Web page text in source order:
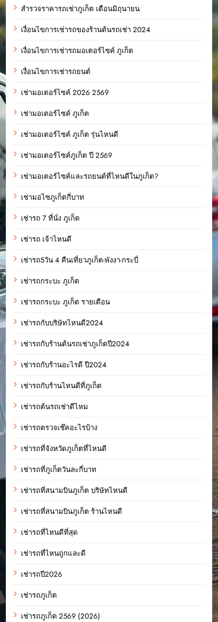
สำรวจราคารถเช่าภูเก็ต เดือนมิถุนายน
เงื่อนไขการเช่ารถของร้านต้นรถเช่า 2024
เงื่อนไขการเช่ารถมอเตอร์ไซค์ ภูเก็ต
เงื่อนไขการเช่ารถยนต์
เช่ามอเตอร์ไซค์ 2026 2569
เช่ามอเตอร์ไซค์ ภูเก็ต
เช่ามอเตอร์ไซค์ ภูเก็ต รุ่นไหนดี
เช่ามอเตอร์ไซค์ภูเก็ต ปี 2569
เช่ามอเตอร์ไซค์และรถยนต์ที่ไหนดีในภูเก็ต?
เช่ามอไซภูเก็ตกี่บาท
เช่ารถ 7 ที่นั่ง ภูเก็ต
เช่ารถ เจ้าไหนดี
เช่ารถ5วัน 4 คืนเที่ยวภูเก็ต-พังงา-กระบี่
เช่ารถกระบะ ภูเก็ต
เช่ารถกระบะ ภูเก็ต รายเดือน
เช่ารถกับบริษัทไหนดี2024
เช่ารถกับร้านต้นรถเช่าภูเก็ตปี2024
เช่ารถกับร้านอะไรดี ปี2024
เช่ารถกับร้านไหนดีที่ภูเก็ต
เช่ารถต้นรถเช่าดีไหม
เช่ารถตรวจเช๊คอะไรบ้าง
เช่ารถที่จังหวัดภูเก็ตที่ไหนดี
เช่ารถที่ภูเก็ตวันละกี่บาท
เช่ารถที่สนามบินภูเก็ต บริษัทไหนดี
เช่ารถที่สนามบินภูเก็ต ร้านไหนดี
เช่ารถที่ไหนดีที่สุด
เช่ารถที่ไหนถูกและดี
เช่ารถปี2026
เช่ารถภูเก็ต
เช่ารถภูเก็ต 2569 (2026)